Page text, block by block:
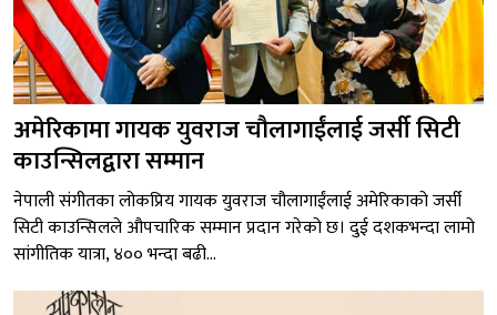
अमेरिकामा गायक युवराज चौलागाईंलाई जर्सी सिटी
काउन्सिलद्वारा सम्मान
नेपाली संगीतका लोकप्रिय गायक युवराज चौलागाईंलाई अमेरिकाको जर्सी
सिटी काउन्सिलले औपचारिक सम्मान प्रदान गरेको छ। दुई दशकभन्दा लामो
सांगीतिक यात्रा, ४०० भन्दा बढी...